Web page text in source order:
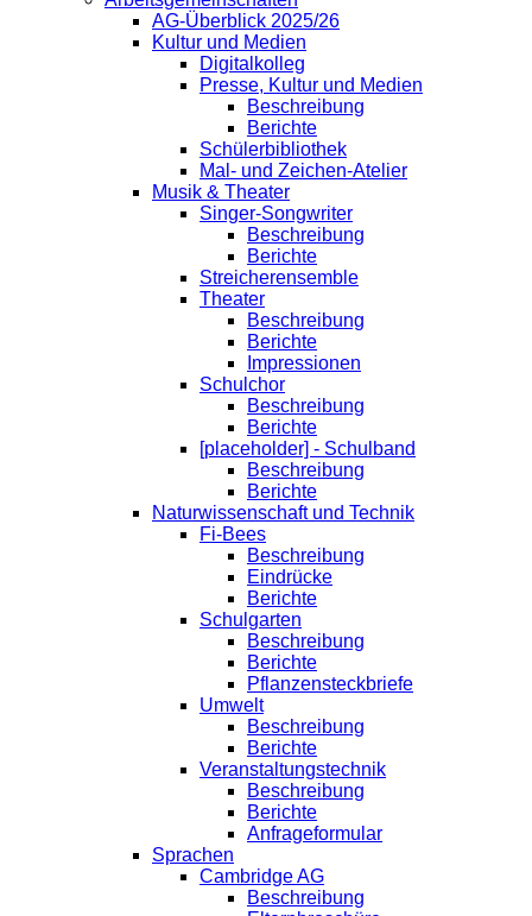
AG-Überblick 2025/26
Kultur und Medien
Digitalkolleg
Presse, Kultur und Medien
Beschreibung
Berichte
Schülerbibliothek
Mal- und Zeichen-Atelier
Musik & Theater
Singer-Songwriter
Beschreibung
Berichte
Streicherensemble
Theater
Beschreibung
Berichte
Impressionen
Schulchor
Beschreibung
Berichte
[placeholder] - Schulband
Beschreibung
Berichte
Naturwissenschaft und Technik
Fi-Bees
Beschreibung
Eindrücke
Berichte
Schulgarten
Beschreibung
Berichte
Pflanzensteckbriefe
Umwelt
Beschreibung
Berichte
Veranstaltungstechnik
Beschreibung
Berichte
Anfrageformular
Sprachen
Cambridge AG
Beschreibung